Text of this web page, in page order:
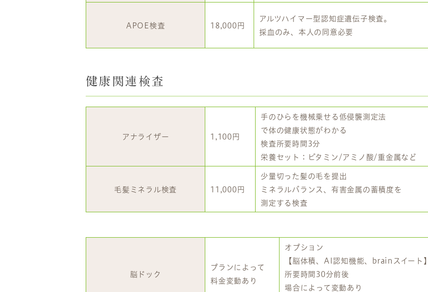
APOE検査 18,000円
アルツハイマー型認知症遺伝子検査。
採血のみ、本人の同意必要
健康関連検査
アナライザー 1,100円
手のひらを機械乗せる低侵襲測定法
で体の健康状態がわかる
検査所要時間3分
栄養セット：ビタミン/アミノ酸/重金属など
毛髪ミネラル検査 11,000円
少量切った髪の毛を提出
ミネラルバランス、有害金属の蓄積度を
測定する検査
脳ドック
プランによって
料金変動あり
オプション
【脳体積、AI認知機能、brainスイート】
所要時間30分前後
場合によって変動あり